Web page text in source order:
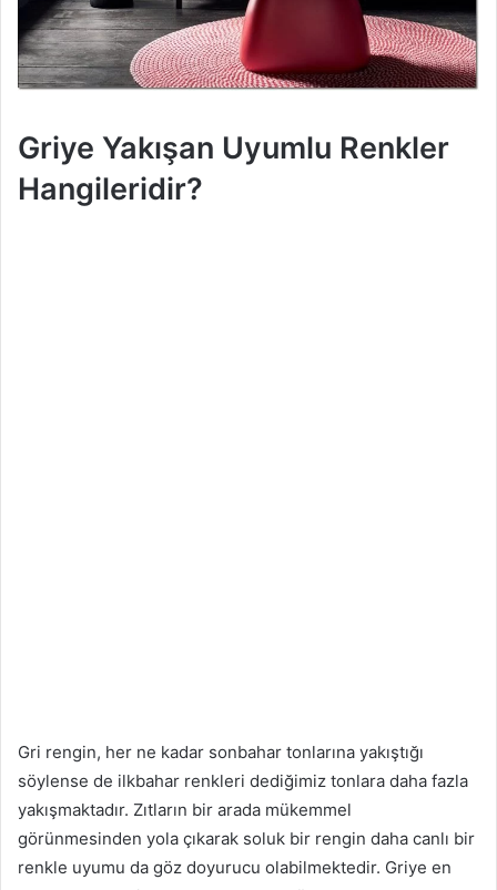
Griye Yakışan Uyumlu Renkler
Hangileridir?
Gri rengin, her ne kadar sonbahar tonlarına yakıştığı
söylense de ilkbahar renkleri dediğimiz tonlara daha fazla
yakışmaktadır. Zıtların bir arada mükemmel
görünmesinden yola çıkarak soluk bir rengin daha canlı bir
renkle uyumu da göz doyurucu olabilmektedir. Griye en